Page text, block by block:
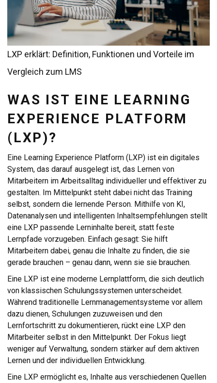
LXP erklärt: Definition, Funktionen und Vorteile im
Vergleich zum LMS
WAS IST EINE LEARNING
EXPERIENCE PLATFORM
(LXP)?
Eine Learning Experience Platform (LXP) ist ein digitales
System, das darauf ausgelegt ist, das Lernen von
Mitarbeitern im Arbeitsalltag individueller und effektiver zu
gestalten. Im Mittelpunkt steht dabei nicht das Training
selbst, sondern die lernende Person. Mithilfe von KI,
Datenanalysen und intelligenten Inhaltsempfehlungen stellt
eine LXP passende Lerninhalte bereit, statt feste
Lernpfade vorzugeben. Einfach gesagt: Sie hilft
Mitarbeitern dabei, genau die Inhalte zu finden, die sie
gerade brauchen – genau dann, wenn sie sie brauchen.
Eine LXP ist eine moderne Lernplattform, die sich deutlich
von klassischen Schulungssystemen unterscheidet.
Während traditionelle Lernmanagementsysteme vor allem
dazu dienen, Schulungen zuzuweisen und den
Lernfortschritt zu dokumentieren, rückt eine LXP den
Mitarbeiter selbst in den Mittelpunkt. Der Fokus liegt
weniger auf Verwaltung, sondern stärker auf dem aktiven
Lernen und der individuellen Entwicklung.
Eine LXP ermöglicht es, Inhalte aus verschiedenen Quellen